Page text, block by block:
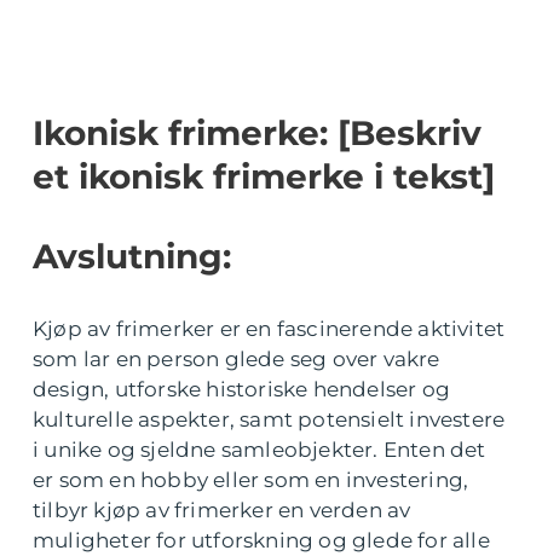
Ikonisk frimerke: [Beskriv
et ikonisk frimerke i tekst]
Avslutning:
Kjøp av frimerker er en fascinerende aktivitet
som lar en person glede seg over vakre
design, utforske historiske hendelser og
kulturelle aspekter, samt potensielt investere
i unike og sjeldne samleobjekter. Enten det
er som en hobby eller som en investering,
tilbyr kjøp av frimerker en verden av
muligheter for utforskning og glede for alle